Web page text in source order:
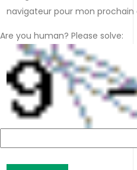
navigateur pour mon
Are you human? Please solve: